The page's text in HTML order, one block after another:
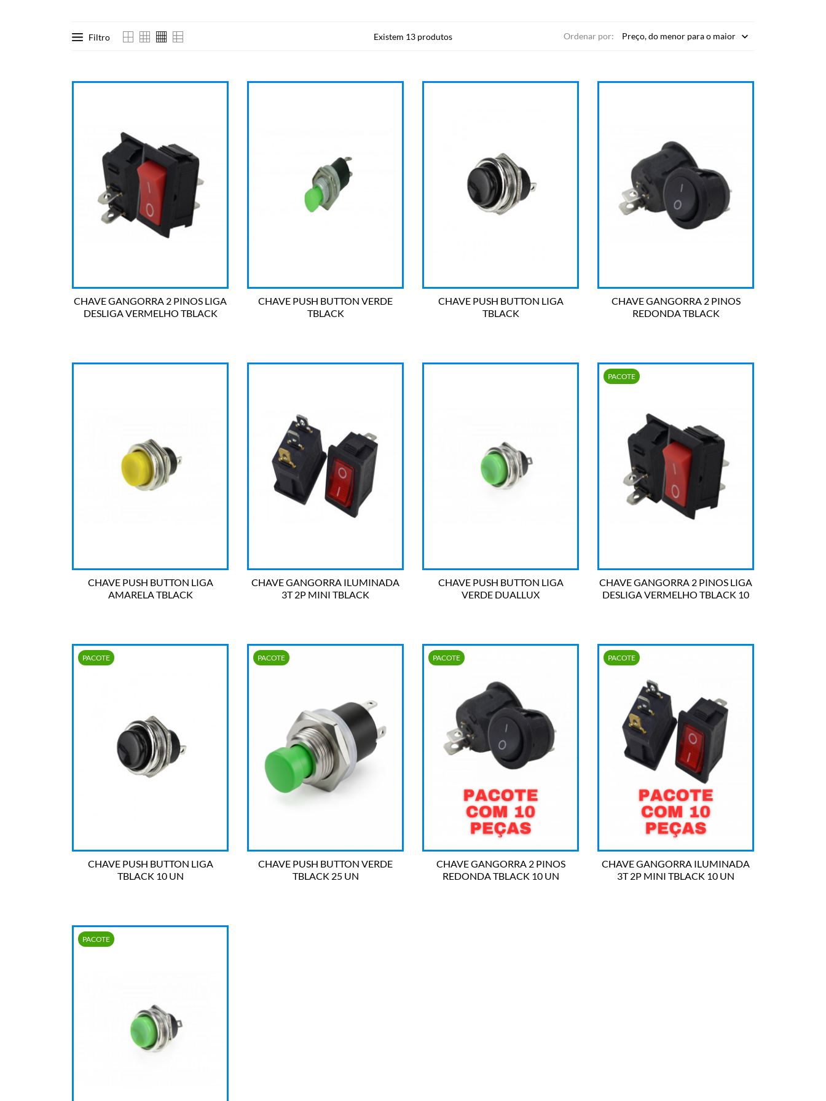
Filtro Existem 13 produtos Ordenar por: Preço, do menor para o maior 
OLHADA RÁPIDA
CHAVE GANGORRA 2 PINOS LIGA
DESLIGA VERMELHO TBLACK
OLHADA RÁPIDA
CHAVE PUSH BUTTON VERDE
TBLACK
OLHADA RÁPIDA
CHAVE PUSH BUTTON LIGA
TBLACK
OLHADA RÁPIDA
CHAVE GANGORRA 2 PINOS
REDONDA TBLACK
OLHADA RÁPIDA
CHAVE PUSH BUTTON LIGA
AMARELA TBLACK
OLHADA RÁPIDA
CHAVE GANGORRA ILUMINADA
3T 2P MINI TBLACK
OLHADA RÁPIDA
CHAVE PUSH BUTTON LIGA
VERDE DUALLUX
OLHADA RÁPIDA
CHAVE GANGORRA 2 PINOS LIGA
DESLIGA VERMELHO TBLACK 10
PACOTE
OLHADA RÁPIDA
CHAVE PUSH BUTTON LIGA
TBLACK 10 UN
PACOTE
OLHADA RÁPIDA
CHAVE PUSH BUTTON VERDE
TBLACK 25 UN
PACOTE
OLHADA RÁPIDA
CHAVE GANGORRA 2 PINOS
REDONDA TBLACK 10 UN
PACOTE
OLHADA RÁPIDA
CHAVE GANGORRA ILUMINADA
3T 2P MINI TBLACK 10 UN
PACOTE
PACOTE